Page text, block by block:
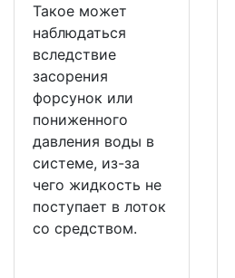
Такое может
наблюдаться
вследствие
засорения
форсунок или
пониженного
давления воды в
системе, из-за
чего жидкость не
поступает в лоток
со средством.